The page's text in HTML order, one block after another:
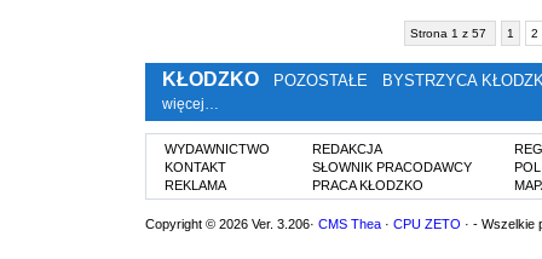
Strona 1 z 57 1 2
KŁODZKO POZOSTAŁE BYSTRZYCA
więcej…
WYDAWNICTWO
KONTAKT
REKLAMA
REDAKCJA
SŁOWNIK PRACODAWCY
PRACA KŁODZKO
Copyright © 2026 Ver. 3.206· CMS Thea · CPU ZETO · - Wszelkie